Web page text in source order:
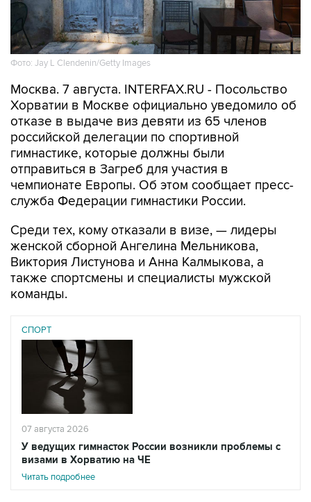
Фото: Jay L Clendenin/Getty Images
Москва. 7 августа. INTERFAX.RU - Посольство
Хорватии в Москве официально уведомило об
отказе в выдаче виз девяти из 65 членов
российской делегации по спортивной
гимнастике, которые должны были
отправиться в Загреб для участия в
чемпионате Европы. Об этом сообщает пресс-
служба Федерации гимнастики России.
Среди тех, кому отказали в визе, — лидеры
женской сборной Ангелина Мельникова,
Виктория Листунова и Анна Калмыкова, а
также спортсмены и специалисты мужской
команды.
СПОРТ
07 августа 2026
У ведущих гимнасток России возникли проблемы с
визами в Хорватию на ЧЕ
Читать подробнее